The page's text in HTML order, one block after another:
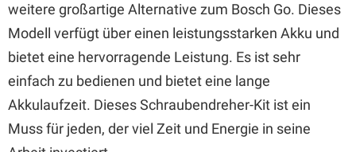
weitere großartige Alternative zum Bosch Go. Dieses
Modell verfügt über einen leistungsstarken Akku und
bietet eine hervorragende Leistung. Es ist sehr
einfach zu bedienen und bietet eine lange
Akkulaufzeit. Dieses Schraubendreher-Kit ist ein
Muss für jeden, der viel Zeit und Energie in seine